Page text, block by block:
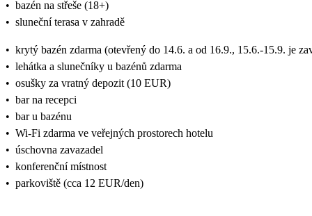
• bazén na střeše (18+)
• sluneční terasa v zahradě
• krytý bazén zdarma (otevřený do 14.6. a od 16.9., 15.6.-15.9. je
• lehátka a slunečníky u bazénů zdarma
• osušky za vratný depozit (10 EUR)
• bar na recepci
• bar u bazénu
• Wi-Fi zdarma ve veřejných prostorech hotelu
• úschovna zavazadel
• konferenční místnost
• parkoviště (cca 12 EUR/den)